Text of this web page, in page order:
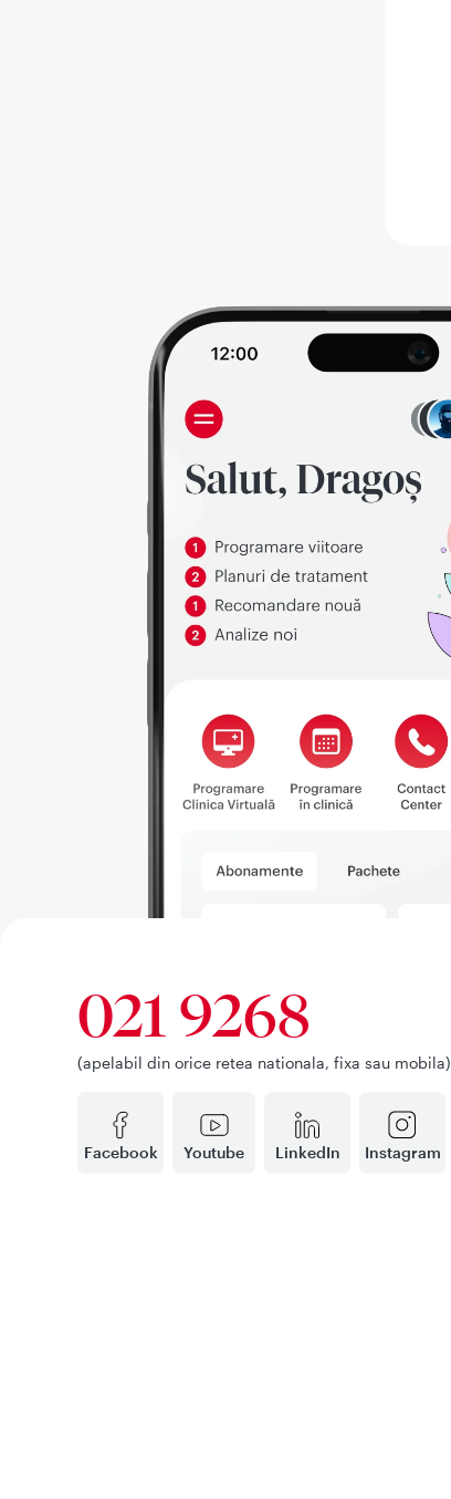
Facebook Youtube LinkedIn Instagram
021 9268
(apelabil din orice retea nationala, fixa sau mobila)